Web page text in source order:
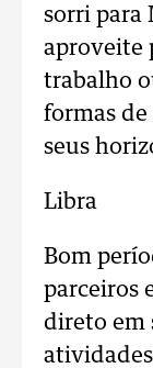
sorri para
aproveite
trabalho
formas de
seus
Libra
Bom
parceiros
direto em